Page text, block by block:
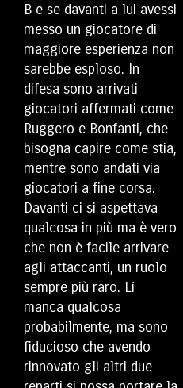
B e se davanti a lui avessi
messo un giocatore di
maggiore esperienza non
sarebbe esploso. In
difesa sono arrivati
giocatori affermati come
Ruggero e Bonfanti, che
bisogna capire come stia,
mentre sono andati via
giocatori a fine corsa.
Davanti ci si aspettava
qualcosa in più ma è vero
che non è facile arrivare
agli attaccanti, un ruolo
sempre più raro. Lì
manca qualcosa
probabilmente, ma sono
fiducioso che avendo
rinnovato gli altri due